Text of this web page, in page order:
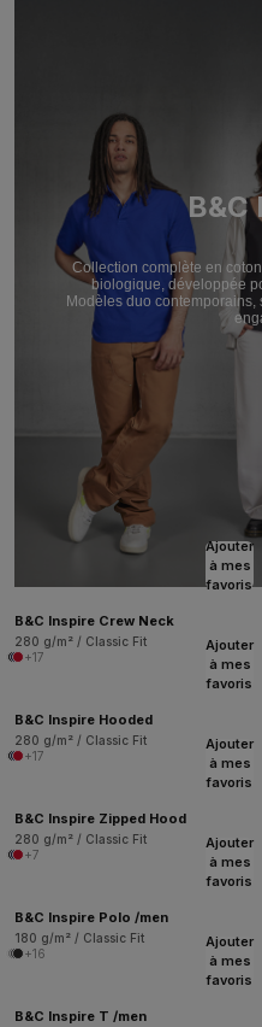
B&C
Collection complète en
biologique, développée
Modèles duo
Ajouter
à mes
favoris
B&C Inspire Crew Neck
280 g/m² / Classic Fit
+17
Ajouter
à mes
favoris
B&C Inspire Hooded
280 g/m² / Classic Fit
+17
Ajouter
à mes
favoris
B&C Inspire Zipped Hood
280 g/m² / Classic Fit
+7
Ajouter
à mes
favoris
B&C Inspire Polo /men
180 g/m² / Classic Fit
+16
Ajouter
à mes
favoris
B&C Inspire T /men